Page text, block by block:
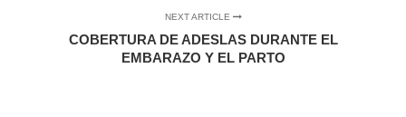
NEXT ARTICLE
COBERTURA DE ADESLAS DURANTE EL
EMBARAZO Y EL PARTO